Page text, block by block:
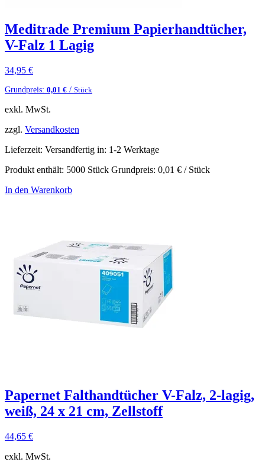
Meditrade Premium Papierhandtücher,
V-Falz 1 Lagig
34,95 €
Grundpreis: 0,01 € / Stück
exkl. MwSt.
zzgl. Versandkosten
Lieferzeit: Versandfertig in: 1-2 Werktage
Produkt enthält: 5000 Stück Grundpreis: 0,01 € / Stück
In den Warenkorb
Papernet Falthandtücher V-Falz, 2-lagig,
weiß, 24 x 21 cm, Zellstoff
44,65 €
exkl. MwSt.